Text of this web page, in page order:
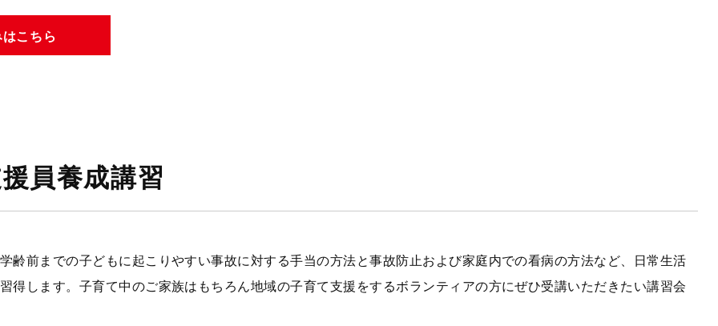
こちら
員養成講習
前までの子どもに起こりやすい事故に対する手当の方法と事故防止および家庭内での看病の方法など、日常生活
得します。子育て中のご家族はもちろん地域の子育て支援をするボランティアの方にぜひ受講いただきたい講習会